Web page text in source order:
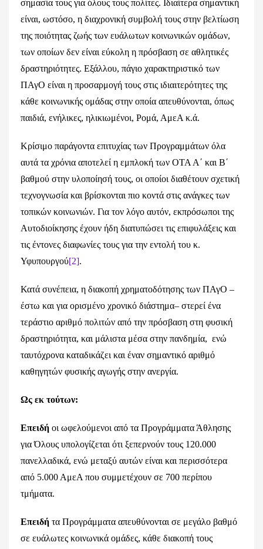
σημασία τους για όλους τους πολίτες. Ιδιαίτερα σημαντική
είναι, ωστόσο, η διαχρονική συμβολή τους στην βελτίωση
της ποιότητας ζωής των ευάλωτων κοινωνικών ομάδων,
των οποίων δεν είναι εύκολη η πρόσβαση σε αθλητικές
δραστηριότητες. Εξάλλου, πάγιο χαρακτηριστικό των
ΠΑγΟ είναι η προσαρμογή τους στις ιδιαιτερότητες της
κάθε κοινωνικής ομάδας στην οποία απευθύνονται, όπως
παιδιά, ενήλικες, ηλικιωμένοι, Ρομά, ΑμεΑ κ.ά.
Κρίσιμο παράγοντα επιτυχίας των Προγραμμάτων όλα
αυτά τα χρόνια αποτελεί η εμπλοκή των ΟΤΑ Α΄ και Β΄
βαθμού στην υλοποίησή τους, οι οποίοι διαθέτουν σχετική
τεχνογνωσία και βρίσκονται πιο κοντά στις ανάγκες των
τοπικών κοινωνιών. Για τον λόγο αυτόν, εκπρόσωποι της
Αυτοδιοίκησης έχουν ήδη διατυπώσει τις επιφυλάξεις και
τις έντονες διαφωνίες τους για την εντολή του κ.
Υφυπουργού[2].
Κατά συνέπεια, η διακοπή χρηματοδότησης των ΠΑγΟ –
έστω και για ορισμένο χρονικό διάστημα– στερεί ένα
τεράστιο αριθμό πολιτών από την πρόσβαση στη φυσική
δραστηριότητα, και μάλιστα μέσα στην πανδημία, ενώ
ταυτόχρονα καταδικάζει και έναν σημαντικό αριθμό
καθηγητών φυσικής αγωγής στην ανεργία.
Ως εκ τούτων:
Επειδή οι ωφελούμενοι από τα Προγράμματα Άθλησης
για Όλους υπολογίζεται ότι ξεπερνούν τους 120.000
πανελλαδικά, ενώ μεταξύ αυτών είναι και περισσότερα
από 5.000 ΑμεΑ που συμμετέχουν σε 700 περίπου
τμήματα.
Επειδή τα Προγράμματα απευθύνονται σε μεγάλο βαθμό
σε ευάλωτες κοινωνικά ομάδες, κάθε διακοπή τους